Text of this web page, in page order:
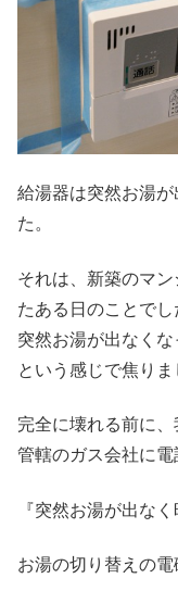
給湯器は突然お湯
た。
それは、新築のマ
たある日のことでし
突然お湯が出なく
という感じで焦りま
完全に壊れる前に
管轄のガス会社に電
『突然お湯が出なく
お湯の切り替えの電